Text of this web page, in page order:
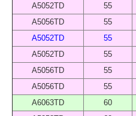
A5052TD
55
A5056TD
55
A5052TD
55
A5052TD
55
A5056TD
55
A5056TD
55
A6063TD
60